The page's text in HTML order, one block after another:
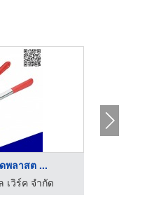
พลาสต ...
วิร์ค จำกัด